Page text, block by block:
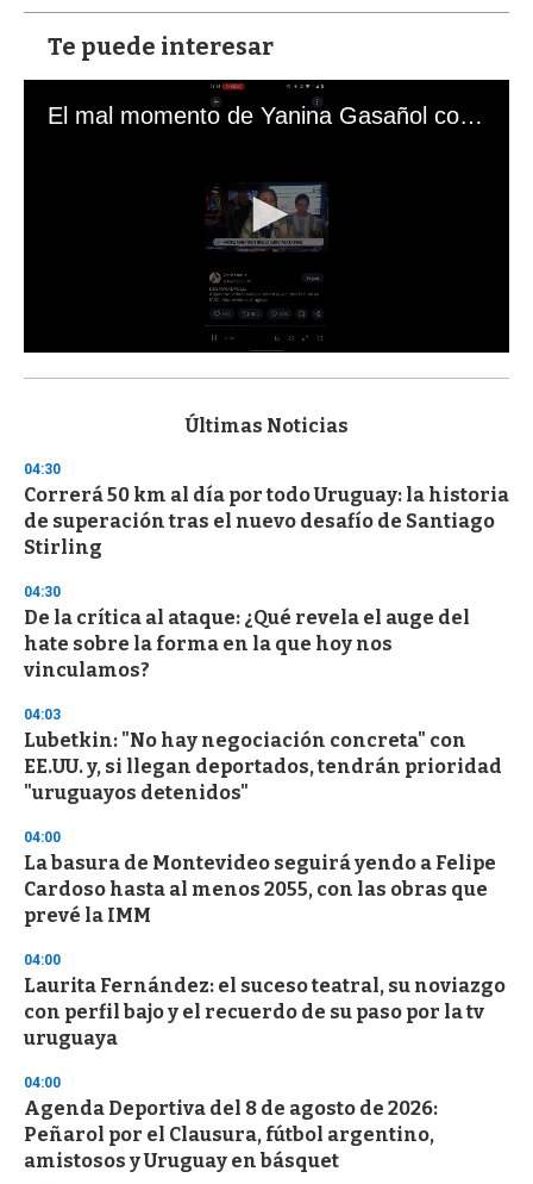
Te puede interesar
El mal momento de Yanina Gasañol con un hincha argentino en "Subrayado"
s
d
s
o
f
3
s
e
c
o
n
s
Últimas Noticias
04:30
Correrá 50 km al día por todo Uruguay: la historia
de superación tras el nuevo desafío de Santiago
Stirling
04:30
De la crítica al ataque: ¿Qué revela el auge del
hate sobre la forma en la que hoy nos
vinculamos?
04:03
Lubetkin: "No hay negociación concreta" con
EE.UU. y, si llegan deportados, tendrán prioridad
"uruguayos detenidos"
04:00
La basura de Montevideo seguirá yendo a Felipe
Cardoso hasta al menos 2055, con las obras que
prevé la IMM
04:00
Laurita Fernández: el suceso teatral, su noviazgo
con perfil bajo y el recuerdo de su paso por la tv
uruguaya
04:00
Agenda Deportiva del 8 de agosto de 2026:
Peñarol por el Clausura, fútbol argentino,
amistosos y Uruguay en básquet